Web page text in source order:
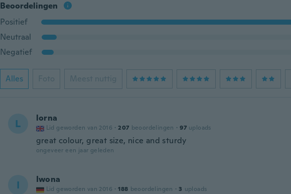
Beoordelingen
Positief
Neutraal
Negatief
Alles Foto Meest nuttig
L lorna
Lid geworden van 2016 · 207 beoordelingen · 97 uploads
great colour, great size, nice and sturdy
ongeveer een jaar geleden
I Iwona
Lid geworden van 2016 · 188 beoordelingen · 3 uploads